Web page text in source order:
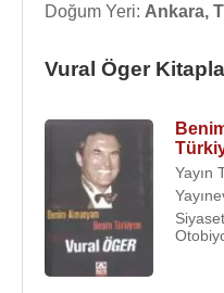
Doğum Yeri: Ankara,
Vural Öger
Yayın